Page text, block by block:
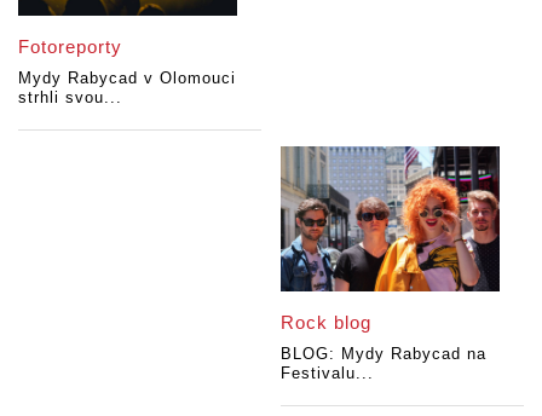
Fotoreporty
Mydy Rabycad v Olomouci
strhli svou...
Rock blog
BLOG: Mydy Rabycad na
Festivalu...